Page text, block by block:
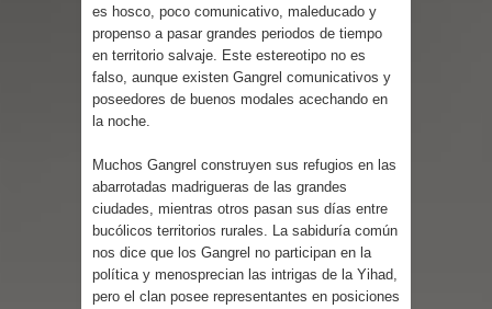
es hosco, poco comunicativo, maleducado y
propenso a pasar grandes periodos de tiempo
en territorio salvaje. Este estereotipo no es
falso, aunque existen Gangrel comunicativos y
poseedores de buenos modales acechando en
la noche.
Muchos Gangrel construyen sus refugios en las
abarrotadas madrigueras de las grandes
ciudades, mientras otros pasan sus días entre
bucólicos territorios rurales. La sabiduría común
nos dice que los Gangrel no participan en la
política y menosprecian las intrigas de la Yihad,
pero el clan posee representantes en posiciones